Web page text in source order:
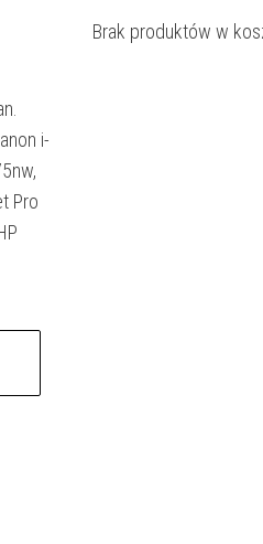
i-
Pro
Brak produktów w